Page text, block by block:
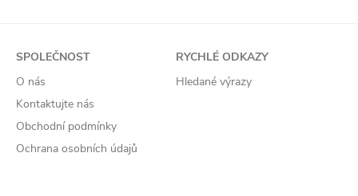
SPOLEČNOST
O nás
Kontaktujte nás
Obchodní podmínky
Ochrana osobních údajů
RYCHLÉ ODKAZY
Hledané výrazy